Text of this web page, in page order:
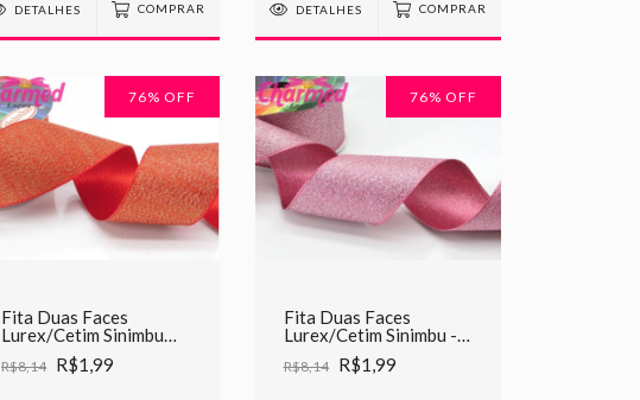
DETALHES COMPRAR DETALHES COMPRAR
76% OFF
Fita Duas Faces
Lurex/Cetim Sinimbu
C06 Vermelho
R$8,14 R$1,99
76% OFF
Fita Duas Faces
Lurex/Cetim Sinimbu -
C18 Rosa Antigo
R$8,14 R$1,99